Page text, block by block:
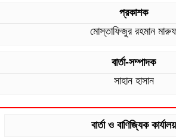
প্রকাশক
মোস্তাফিজুর রহমান
বার্তা-সম্পাদক
সাহান হাসান
বার্তা ও বাণিজ্যিক কার্যালয়